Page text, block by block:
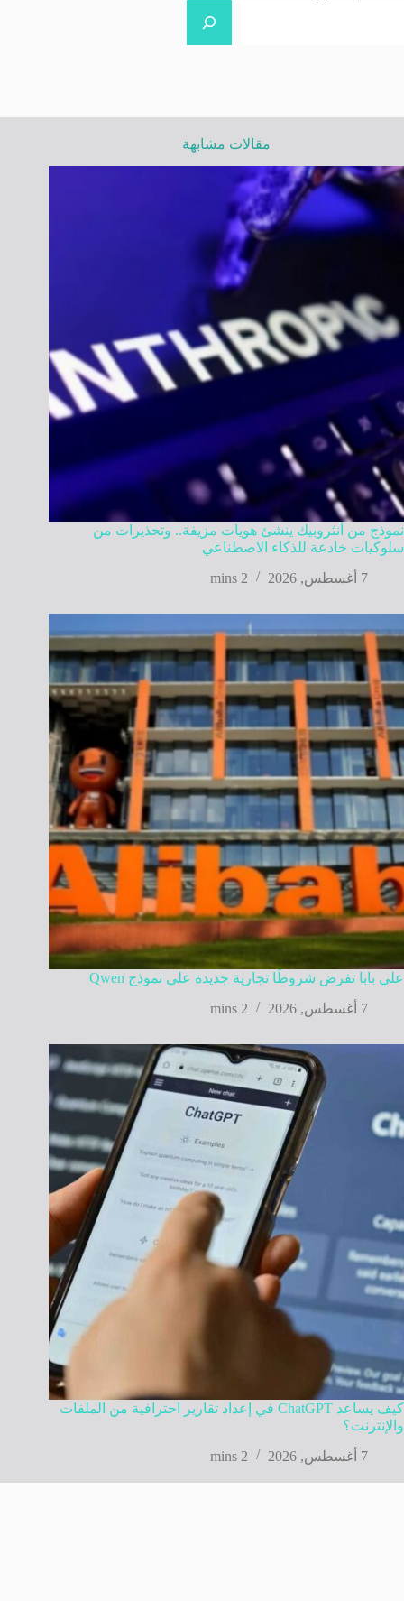
مقالات مشابهة
نموذج من أنثروبيك ينشئ هويات مزيفة.. وتحذيرات من
سلوكيات خادعة للذكاء الاصطناعي
7 أغسطس, 2026
2 mins
علي بابا تفرض شروطًا تجارية جديدة على نموذج Qwen
7 أغسطس, 2026
2 mins
كيف يساعد ChatGPT في إعداد تقارير احترافية من الملفات
والإنترنت؟
7 أغسطس, 2026
2 mins